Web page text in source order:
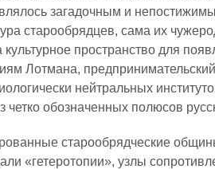
загадочным и
старообрядцев, сама их
пространство для
Лотмана,
нейтральных
четко обозначенных полюсов
старообрядческие
«гетеротопии», узлы